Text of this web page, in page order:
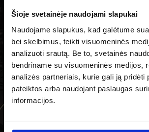
Šioje svetainėje naudojami slapukai
Naudojame slapukus, kad galėtume
bei skelbimus, teikti visuomeninės
analizuoti srautą. Be to, svetainės
bendriname su visuomeninės medijos,
analizės partneriais, kurie gali ją pridėti
pateiktos arba naudojant paslaugas
informacijos.